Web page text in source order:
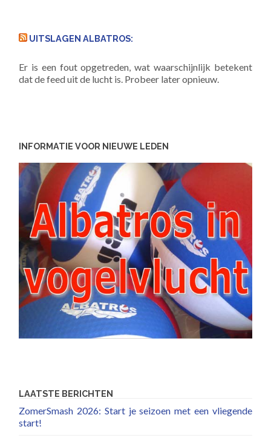
UITSLAGEN ALBATROS:
Er is een fout opgetreden, wat waarschijnlijk betekent
dat de feed uit de lucht is. Probeer later opnieuw.
INFORMATIE VOOR NIEUWE LEDEN
LAATSTE BERICHTEN
ZomerSmash 2026: Start je seizoen met een vliegende
start!